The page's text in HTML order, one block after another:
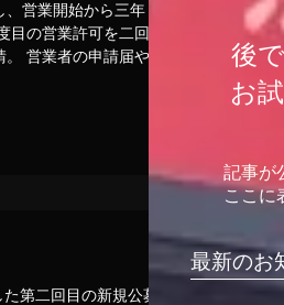
、営業開始から三年
目の営業許可を二回目
営業者の申請届や納
第二回目の新規公募選
後
お
記事が
ここに
最新のお